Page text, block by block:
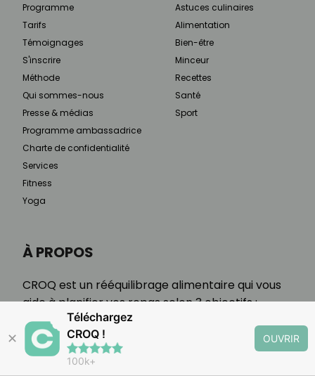
À PROPOS
CROQ est un rééquilibrage alimentaire qui vous
aide à planifier vos repas selon 3 objectifs :
minceur, maladie chronique, étapes de vie.
Programme
Tarifs
Témoignages
S'inscrire
Méthode
Qui sommes-nous
Presse & médias
Programme ambassadrice
Charte de confidentialité
Services
Fitness
Yoga
Astuces culinaires
Alimentation
Bien-être
Minceur
Recettes
Santé
Sport
✕
Téléchargez
CROQ !
100k+
OUVRIR